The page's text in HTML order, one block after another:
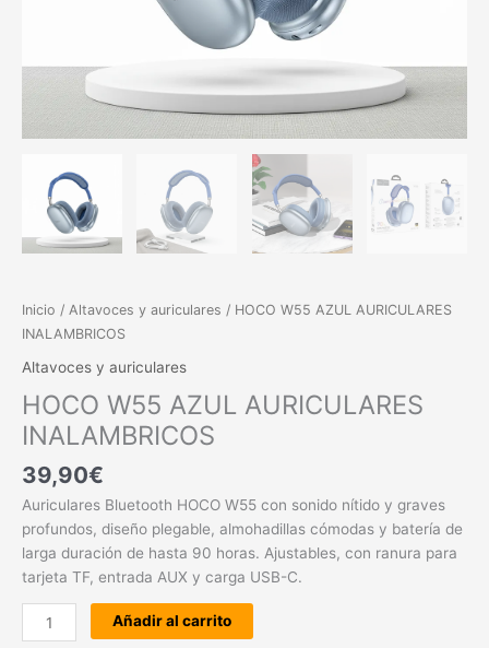
Inicio / Altavoces y auriculares / HOCO W55 AZUL AURICULARES
INALAMBRICOS
Altavoces y auriculares
HOCO W55 AZUL AURICULARES
INALAMBRICOS
39,90€
Auriculares Bluetooth HOCO W55 con sonido nítido y graves
profundos, diseño plegable, almohadillas cómodas y batería de
larga duración de hasta 90 horas. Ajustables, con ranura para
tarjeta TF, entrada AUX y carga USB-C.
Añadir al carrito